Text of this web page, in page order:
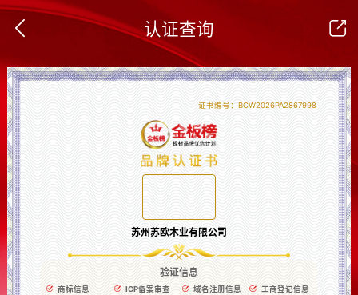
认证查询
证书编号：BCW2026PA2867998
苏州苏欧木业有限公司
验证信息
商标信息 ICP备案审查 域名注册信息
工商登记信息